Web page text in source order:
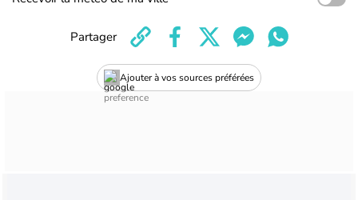
Ajouter à vos sources préférées
Partager